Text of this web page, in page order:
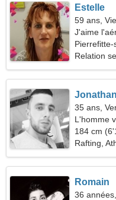
Estelle
59 ans,
J'aime
Relation
Jonathan
35 ans,
L'homme
184 cm
Rafting,
Romain
36